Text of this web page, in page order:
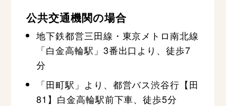
公共交通機関の場合
地下鉄都営三田線・東京メトロ南北線
「白金高輪駅」3番出口より、徒歩7
分
「田町駅」より、都営バス渋谷行【田
81】白金高輪駅前下車、徒歩5分